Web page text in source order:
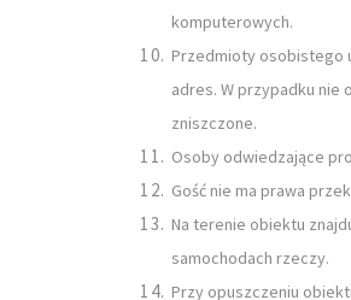
komputerowych.
Przedmioty osobistego
adres. W przypadku
zniszczone.
Osoby odwiedzające
Gość nie ma prawa
Na terenie obiektu
samochodach rzeczy.
Przy opuszczeniu